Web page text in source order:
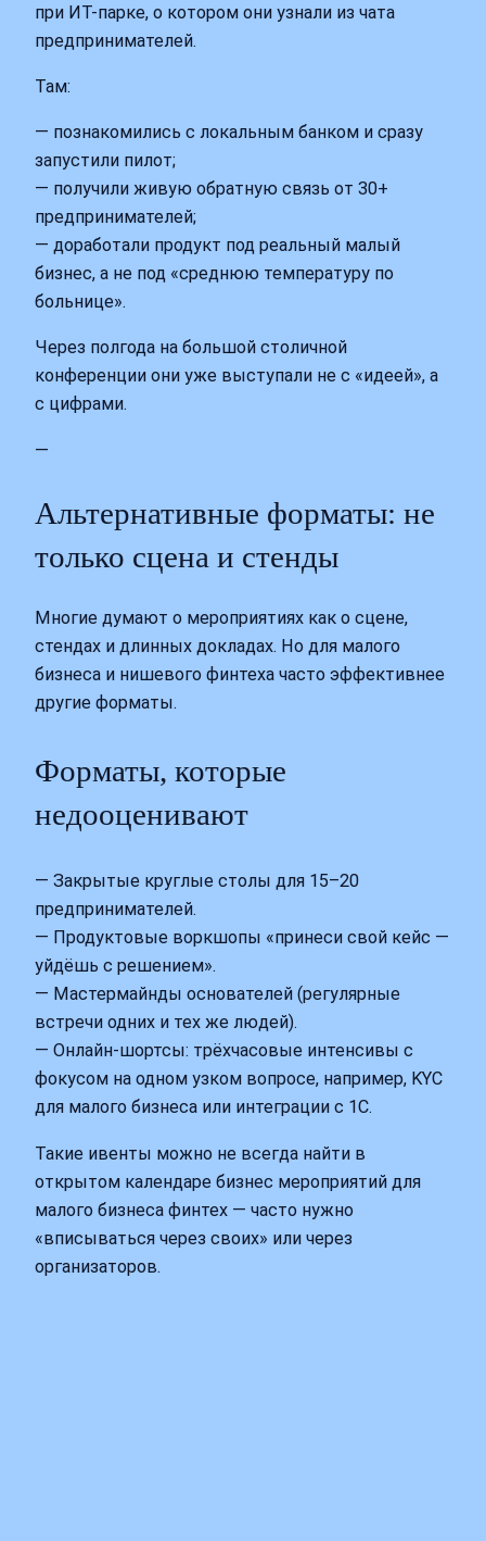
при ИТ-парке, о котором они узнали из чата
предпринимателей.
Там:
— познакомились с локальным банком и сразу
запустили пилот;
— получили живую обратную связь от 30+
предпринимателей;
— доработали продукт под реальный малый
бизнес, а не под «среднюю температуру по
больнице».
Через полгода на большой столичной
конференции они уже выступали не с «идеей», а
с цифрами.
—
Альтернативные форматы: не
только сцена и стенды
Многие думают о мероприятиях как о сцене,
стендах и длинных докладах. Но для малого
бизнеса и нишевого финтеха часто эффективнее
другие форматы.
Форматы, которые
недооценивают
— Закрытые круглые столы для 15–20
предпринимателей.
— Продуктовые воркшопы «принеси свой кейс —
уйдёшь с решением».
— Мастермайнды основателей (регулярные
встречи одних и тех же людей).
— Онлайн-шортсы: трёхчасовые интенсивы с
фокусом на одном узком вопросе, например, KYC
для малого бизнеса или интеграции с 1С.
Такие ивенты можно не всегда найти в
открытом календаре бизнес мероприятий для
малого бизнеса финтех — часто нужно
«вписываться через своих» или через
организаторов.